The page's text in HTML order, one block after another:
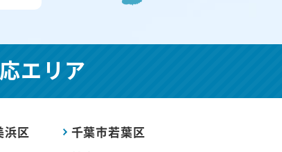
エリア
浜区
千葉市若葉区